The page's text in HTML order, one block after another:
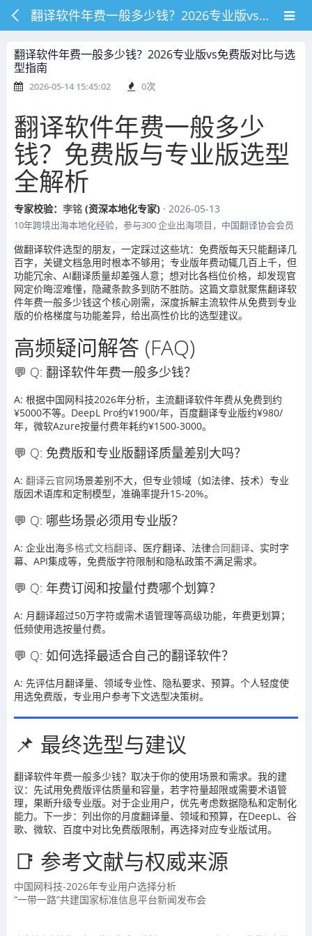
翻译软件年费一般多少钱？2026专业版vs免费版对比与选型指南
翻译软件年费一般多少钱？2026专业版vs免费版对比与选
型指南
2026-05-14 15:45:02 0次
翻译软件年费一般多少
钱？免费版与专业版选型
全解析
专家校验： 李铭 (资深本地化专家) · 2026-05-13
10年跨境出海本地化经验，参与300 企业出海项目，中国翻译协会会员
做翻译软件选型的朋友，一定踩过这些坑：免费版每天只能翻译几
百字，关键文档急用时根本不够用；专业版年费动辄几百上千，但
功能冗余、AI翻译质量却差强人意；想对比各档位价格，却发现官
网定价晦涩难懂，隐藏条款多到防不胜防。这篇文章就聚焦翻译软
件年费一般多少钱这个核心刚需，深度拆解主流软件从免费到专业
版的价格梯度与功能差异，给出高性价比的选型建议。
高频疑问解答 (FAQ)
💬 Q: 翻译软件年费一般多少钱？
A: 根据中国网科技2026年分析，主流翻译软件年费从免费到约
¥5000不等。DeepL Pro约¥1900/年，百度翻译专业版约¥980/
年，微软Azure按量付费年耗约¥1500-3000。
💬 Q: 免费版和专业版翻译质量差别大吗？
A: 翻译云官网场景差别不大，但专业领域（如法律、技术）专业
版因术语库和定制模型，准确率提升15-20%。
💬 Q: 哪些场景必须用专业版？
A: 企业出海多格式文档翻译、医疗翻译、法律合同翻译、实时字
幕、API集成等，免费版字符限制和隐私政策不满足需求。
💬 Q: 年费订阅和按量付费哪个划算？
A: 月翻译超过50万字符或需术语管理等高级功能，年费更划算；
低频使用选按量付费。
💬 Q: 如何选择最适合自己的翻译软件？
A: 先评估月翻译量、领域专业性、隐私要求、预算。个人轻度使
用选免费版，专业用户参考下文选型决策树。
📌 最终选型与建议
翻译软件年费一般多少钱？取决于你的使用场景和需求。我的建
议：先试用免费版评估质量和容量，若字符量超限或需要术语管
理，果断升级专业版。对于企业用户，优先考虑数据隐私和定制化
能力。下一步：列出你的月度翻译量、领域和预算，在DeepL、谷
歌、微软、百度中对比免费版限制，再选择对应专业版试用。
📑 参考文献与权威来源
中国网科技-2026年专业用户选择分析
“一带一路”共建国家标准信息平台新闻发布会